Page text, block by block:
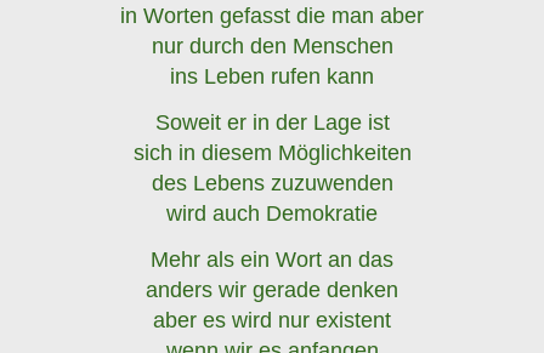
in Worten gefasst die man aber
nur durch den Menschen
ins Leben rufen kann
Soweit er in der Lage ist
sich in diesem Möglichkeiten
des Lebens zuzuwenden
wird auch Demokratie
Mehr als ein Wort an das
anders wir gerade denken
aber es wird nur existent